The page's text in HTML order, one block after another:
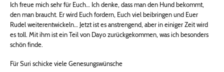
Ich freue mich sehr für Euch… Ich denke, dass man den Hund bekommt,
den man braucht. Er wird Euch fordern, Euch viel beibringen und Euer
Rudel weiterentwickeln… Jetzt ist es anstrengend, aber in einiger Zeit wird
es toll. Mit ihm ist ein Teil von Dayo zurückgekommen, was ich besonders
schön finde.
Für Suri schicke viele Genesungswünsche